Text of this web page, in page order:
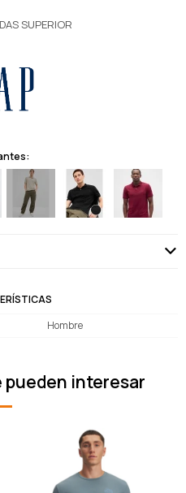
SUPERIOR
Hombre
pueden interesar